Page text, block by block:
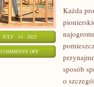
JULY - 14 - 2025
COMMENTS OFFON
ZEWNĘTRZNY
Każda
sposób
o